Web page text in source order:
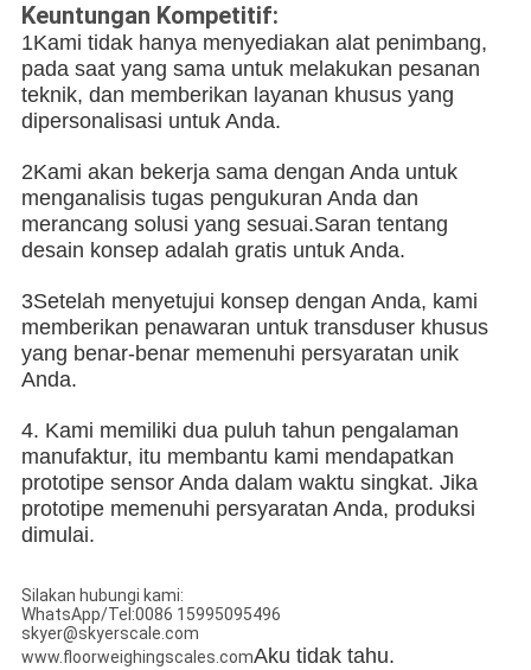
Keuntungan Kompetitif:
1Kami tidak hanya menyediakan alat penimbang,
pada saat yang sama untuk melakukan pesanan
teknik, dan memberikan layanan khusus yang
dipersonalisasi untuk Anda.
2Kami akan bekerja sama dengan Anda untuk
menganalisis tugas pengukuran Anda dan
merancang solusi yang sesuai.Saran tentang
desain konsep adalah gratis untuk Anda.
3Setelah menyetujui konsep dengan Anda, kami
memberikan penawaran untuk transduser khusus
yang benar-benar memenuhi persyaratan unik
Anda.
4. Kami memiliki dua puluh tahun pengalaman
manufaktur, itu membantu kami mendapatkan
prototipe sensor Anda dalam waktu singkat. Jika
prototipe memenuhi persyaratan Anda, produksi
dimulai.
Silakan hubungi kami:
WhatsApp/Tel:0086 15995095496
skyer@skyerscale.com
www.floorweighingscales.comAku tidak tahu.